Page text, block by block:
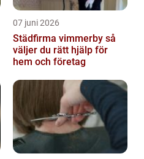
07 juni 2026
Städfirma vimmerby så
väljer du rätt hjälp för
hem och företag